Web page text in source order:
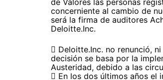
de Valores las personas
concerniente al cambio de
será la firma de auditores
Deloitte.Inc.
 Deloitte.Inc. no renunció,
decisión se basa por la
Austeridad, debido a las
 En los dos últimos años el